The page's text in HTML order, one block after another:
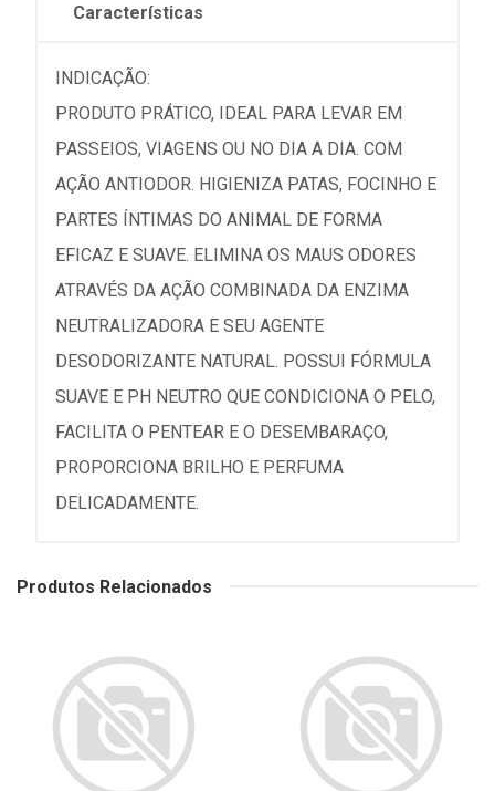
Características
INDICAÇÃO:
PRODUTO PRÁTICO, IDEAL PARA LEVAR EM
PASSEIOS, VIAGENS OU NO DIA A DIA. COM
AÇÃO ANTIODOR. HIGIENIZA PATAS, FOCINHO E
PARTES ÍNTIMAS DO ANIMAL DE FORMA
EFICAZ E SUAVE. ELIMINA OS MAUS ODORES
ATRAVÉS DA AÇÃO COMBINADA DA ENZIMA
NEUTRALIZADORA E SEU AGENTE
DESODORIZANTE NATURAL. POSSUI FÓRMULA
SUAVE E PH NEUTRO QUE CONDICIONA O PELO,
FACILITA O PENTEAR E O DESEMBARAÇO,
PROPORCIONA BRILHO E PERFUMA
DELICADAMENTE.
Produtos Relacionados